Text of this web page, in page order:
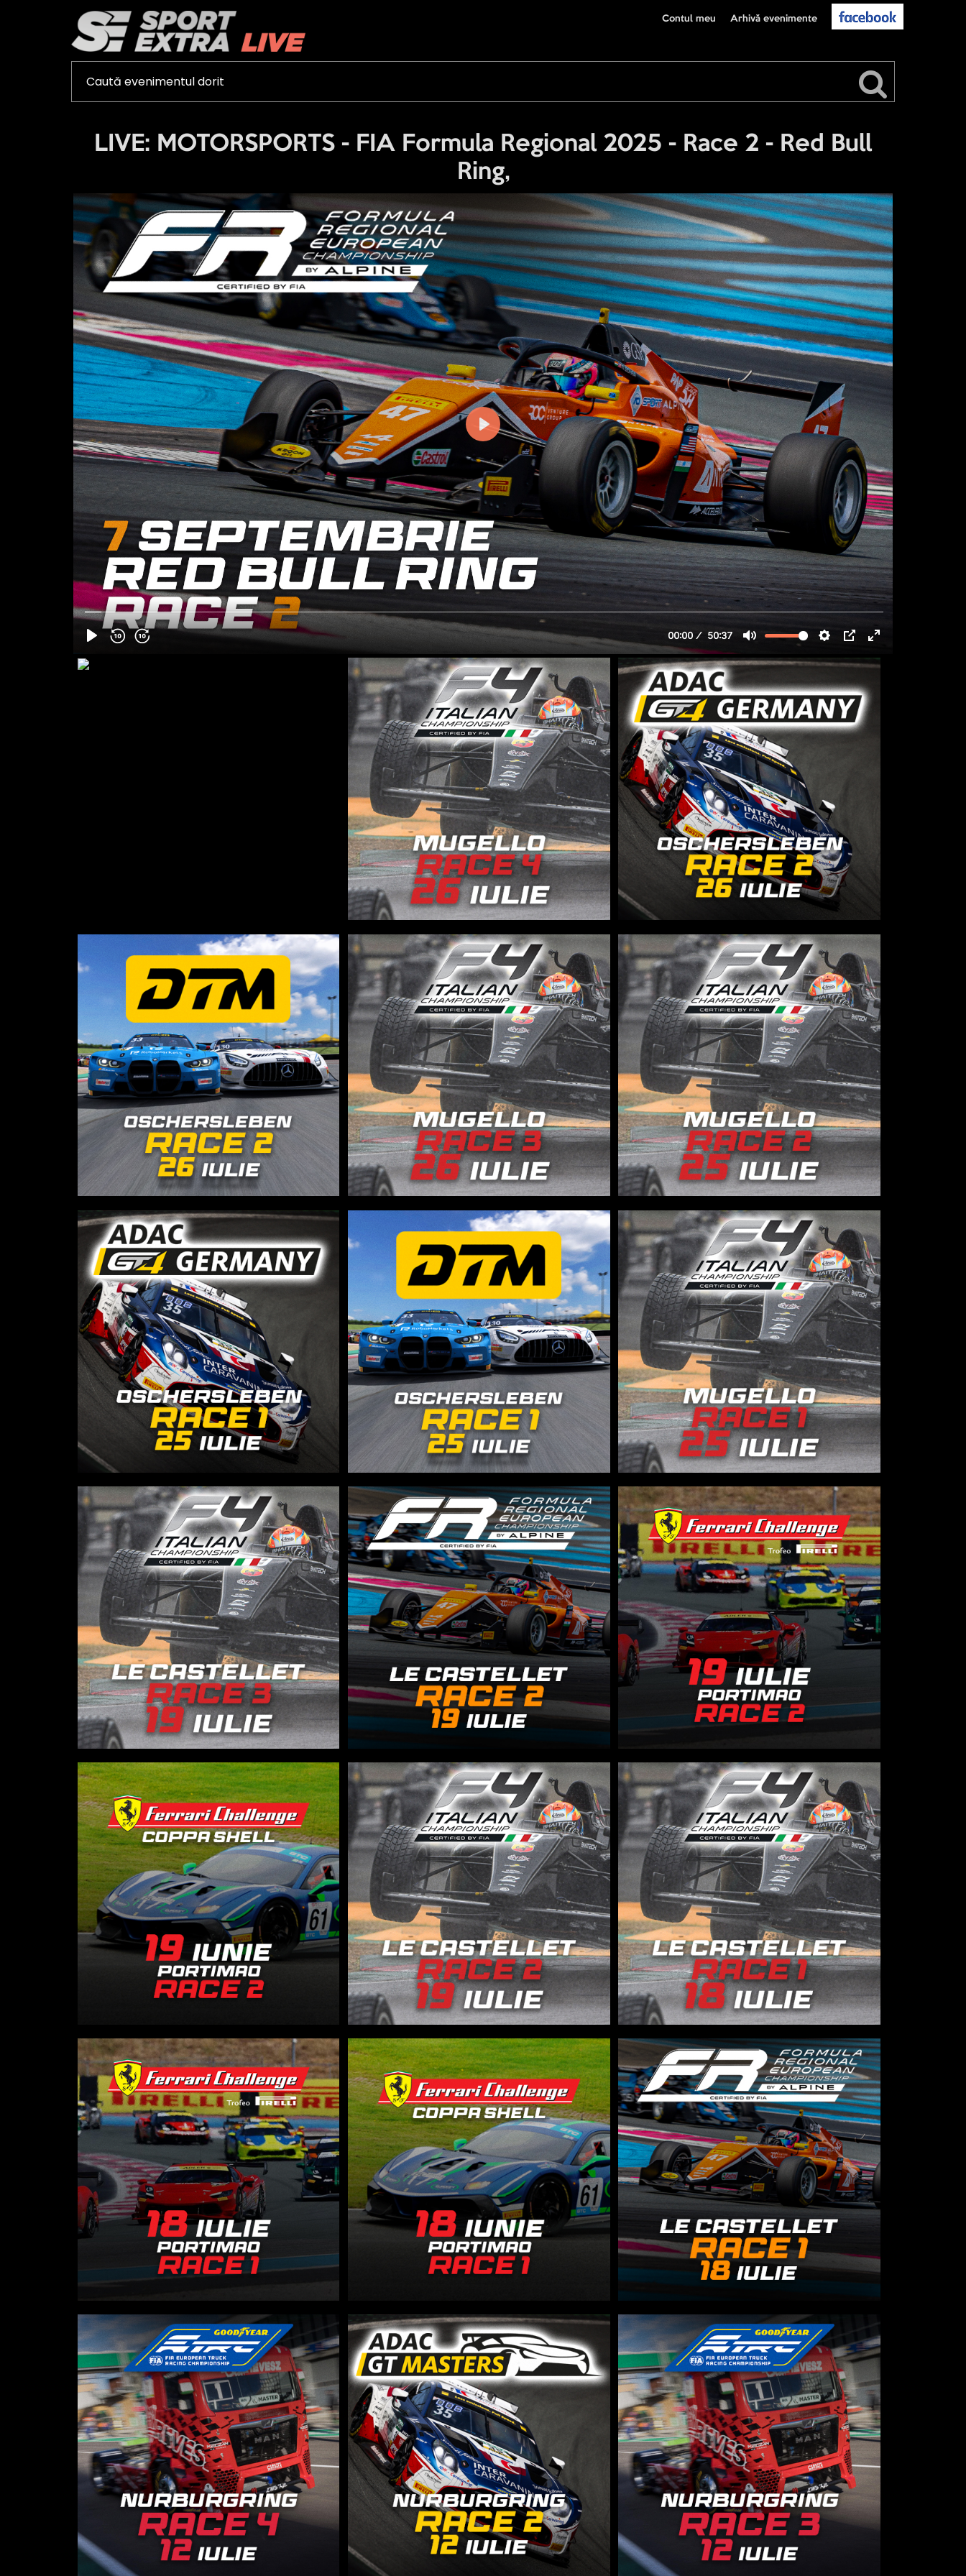
Arhivă evenimente
Contul meu
LIVE: MOTORSPORTS - FIA Formula Regional 2025 - Race 2 - Red Bull
Ring,